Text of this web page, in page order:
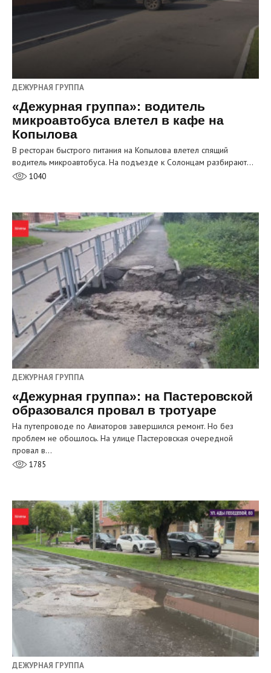
ДЕЖУРНАЯ ГРУППА
«Дежурная группа»: водитель
микроавтобуса влетел в кафе на
Копылова
В ресторан быстрого питания на Копылова влетел спящий
водитель микроавтобуса. На подъезде к Солонцам разбирают…
1040
ДЕЖУРНАЯ ГРУППА
«Дежурная группа»: на Пастеровской
образовался провал в тротуаре
На путепроводе по Авиаторов завершился ремонт. Но без
проблем не обошлось. На улице Пастеровская очередной
провал в…
1785
ДЕЖУРНАЯ ГРУППА